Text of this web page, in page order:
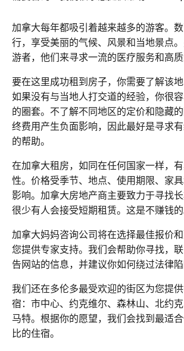
加拿大每年都吸引着越来越多的游客。
行，享受美丽的气候、风景和当地景点
游者，他们来寻求一流的医疗服务和高质
要在这里成功租到房子，你需要了解该地
如果没有与当地人打交道的经验，你很
的圈套。不了解不同地区的定价和隐藏
终费用产生负面影响，因此最好是寻求
的帮助。
在加拿大租房，如同在任何国家一样，
性。价格受季节、地点、使用期限、家
影响。加拿大房地产商主要致力于寻找长
很少有人会接受短期租赁。这是不赚钱的
加拿大妈妈咨询公司将在选择最佳报价
您提供专家支持。我们会帮助你寻找，
告网站的信息，并建议你如何绕过法律陷
我们还在多伦多最受欢迎的街区为您提
宿：市中心、约克维尔、森林山、北约
马特。根据你的愿望，我们会找到最适
比的住宿。